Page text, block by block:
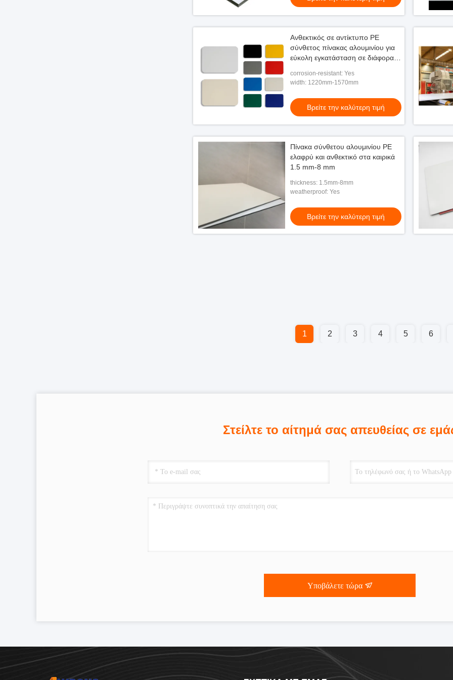
Ανθεκτικός σε αντίκτυπο PE
σύνθετος πίνακας αλουμινίου για
εύκολη εγκατάσταση σε διάφορα
corrosion-resistant: Yes
width: 1220mm-1570mm
Βρείτε την καλύτερη τιμή
Πίνακα σύνθετου αλουμινίου PE
ελαφρύ και ανθεκτικό στα καιρικά
1.5 mm-8 mm
thickness: 1.5mm-8mm
weatherproof: Yes
Βρείτε την καλύτερη τιμή
1 2 3 4 5 6
Στείλτε το αίτημά σας απευθείας σε
Υποβάλετε τώρα